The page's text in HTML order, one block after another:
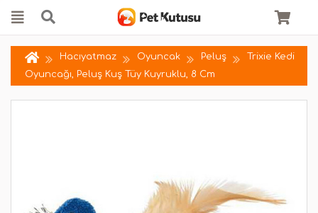
Hacıyatmaz Oyuncak Peluş
Trixie Kedi
Oyuncağı, Peluş Kuş Tüy Kuyruklu, 8 Cm